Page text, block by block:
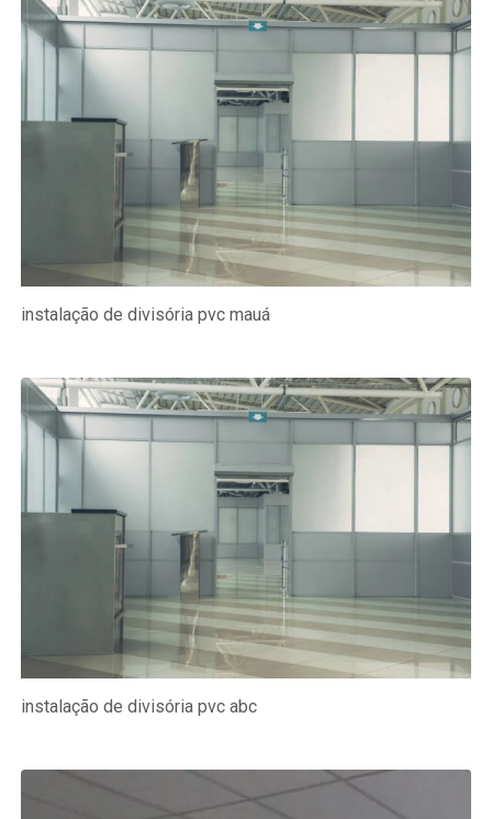
instalação de divisória pvc mauá
instalação de divisória pvc abc